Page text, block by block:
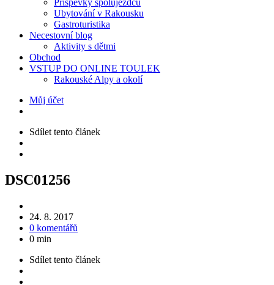
Příspěvky spolujezdců
Ubytování v Rakousku
Gastroturistika
Necestovní blog
Aktivity s dětmi
Obchod
VSTUP DO ONLINE TOULEK
Rakouské Alpy a okolí
Můj účet
Sdílet tento článek
DSC01256
24. 8. 2017
0 komentářů
0 min
Sdílet tento článek